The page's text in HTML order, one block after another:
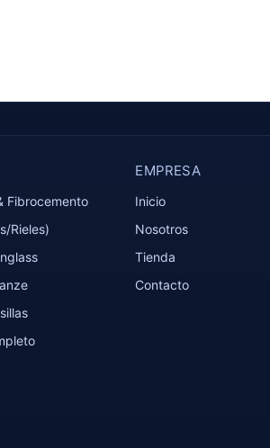
Fibrocemento
Rieles)
EMPRESA
Inicio
Nosotros
Tienda
Contacto